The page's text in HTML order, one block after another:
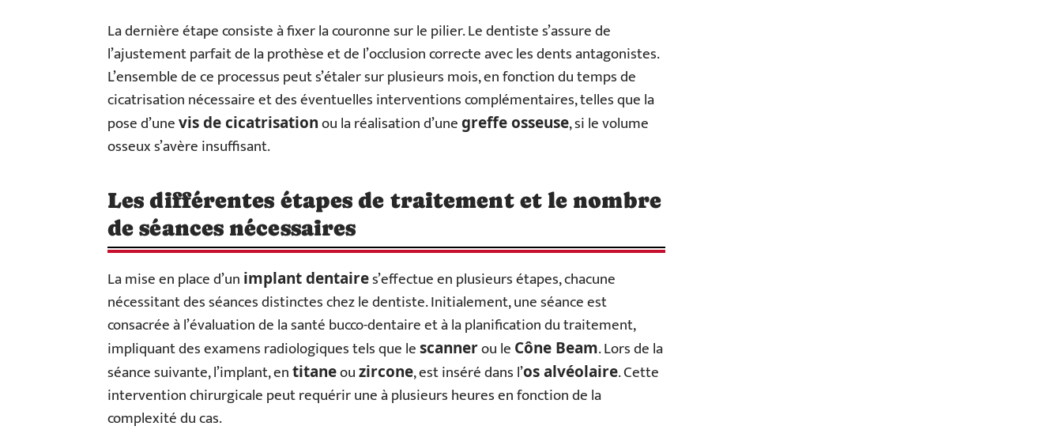
La dernière étape consiste à fixer la couronne sur le pilier. Le dentiste s’assure de
l’ajustement parfait de la prothèse et de l’occlusion correcte avec les dents antagonistes.
L’ensemble de ce processus peut s’étaler sur plusieurs mois, en fonction du temps de
cicatrisation nécessaire et des éventuelles interventions complémentaires, telles que la
pose d’unevis de cicatrisationou la réalisation d’unegreffe osseuse, si le volume
osseux s’avère insuffisant.
Les différentes étapes de traitement et le nombre
de séances nécessaires
La mise en place d’un implant dentaires’effectue en plusieurs étapes, chacune
nécessitant des séances distinctes chez le dentiste. Initialement, une séance est
consacrée à l’évaluation de la santé bucco-dentaire et à la planification du traitement,
impliquant des examens radiologiques tels que lescannerou le Cône Beam. Lors de la
séance suivante, l’implant, entitaneouzircone, est inséré dans l’os alvéolaire. Cette
intervention chirurgicale peut requérir une à plusieurs heures en fonction de la
complexité du cas.